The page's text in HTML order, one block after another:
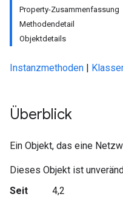
Property-Zusammenfassung
Methodendetail
Objektdetails
Instanzmethoden |
Überblick
Ein Objekt, das eine
Dieses Objekt ist
Seit
4,2